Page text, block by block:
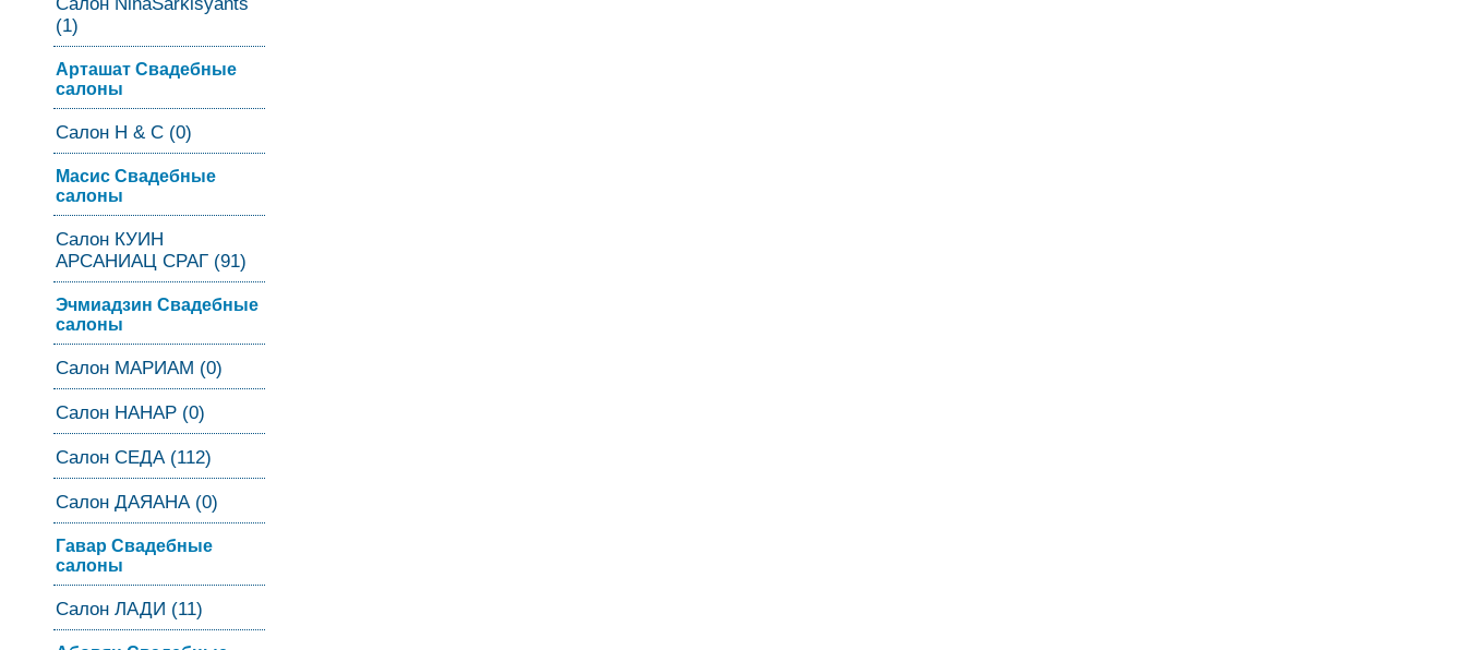
(1)
Арташат Свадебные
салоны
Салон Н & С (0)
Масис Свадебные
салоны
Салон КУИН
АРСАНИАЦ СРАГ (91)
Эчмиадзин Свадебные
салоны
Салон МАРИАМ (0)
Салон НАНАР (0)
Салон СЕДА (112)
Салон ДАЯАНА (0)
Гавар Свадебные
салоны
Салон ЛАДИ (11)